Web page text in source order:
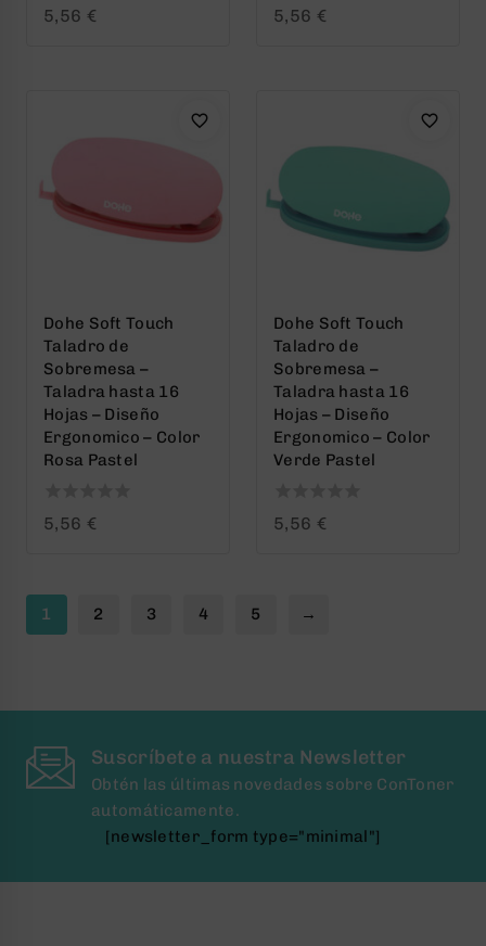
0
5,56 €
0
5,56 €
Dohe Soft Touch
Taladro de
Sobremesa –
Taladra hasta 16
Hojas – Diseño
Ergonomico – Color
Rosa Pastel
0
5,56 €
Dohe Soft Touch
Taladro de
Sobremesa –
Taladra hasta 16
Hojas – Diseño
Ergonomico – Color
Verde Pastel
0
5,56 €
1 2 3 4 5 →
Suscríbete a nuestra Newsletter
Obtén las últimas novedades sobre ConToner
automáticamente.
[newsletter_form type="minimal"]